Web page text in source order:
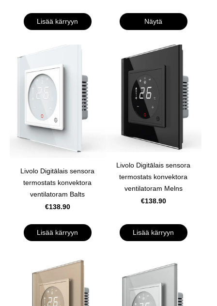
Lisää kärryyn Näytä
Livolo Digitālais sensora
termostats konvektora
ventilatoram Balts
€138.90
Lisää kärryyn
Livolo Digitālais sensora
termostats konvektora
ventilatoram Melns
€138.90
Lisää kärryyn